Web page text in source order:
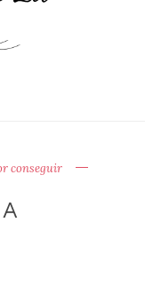
conseguir